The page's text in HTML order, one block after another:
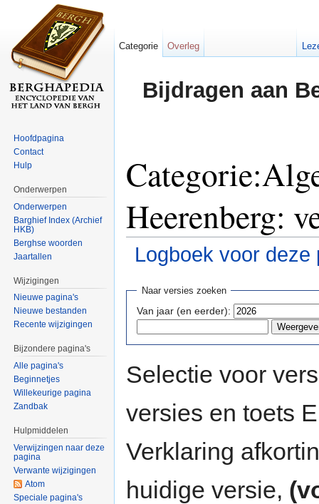
Bijdragen aan
Heerenberg:
Logboek voor deze
Naar versies zoeken
Van jaar (en eerder):
Selectie voor
versies en toets
Verklaring
huidige versie,
Categorie Overleg
Hoofdpagina
Contact
Hulp
Onderwerpen
Onderwerpen
Barghief Index (Archief
HKB)
Berghse woorden
Jaartallen
Wijzigingen
Nieuwe pagina's
Nieuwe bestanden
Recente wijzigingen
Bijzondere pagina's
Alle pagina's
Beginnetjes
Willekeurige pagina
Zandbak
Hulpmiddelen
Verwijzingen naar deze
pagina
Verwante wijzigingen
Atom
Speciale pagina's